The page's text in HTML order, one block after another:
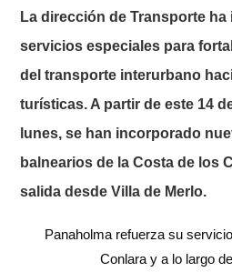
La dirección de Transporte
servicios especiales para
del transporte interurbano
turísticas. A partir de este 14
lunes, se han incorporado
balnearios de la Costa de los
salida desde Villa de Merlo.
Panaholma refuerza su
Conlara y a lo largo